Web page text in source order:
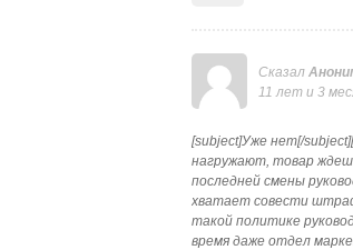
Сказал
11 лет и 3
[subject]Уже нет[/
нагружают, товар
последней смены
хватает совести
такой политике
время даже отдел